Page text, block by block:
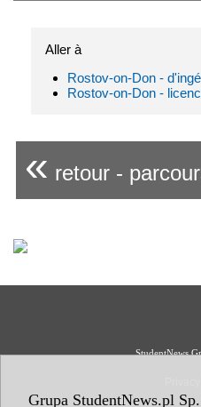
Grupa StudentNews.pl
Aller à
Rostov-on-Don -
Rostov-on-Don -
« retour -
StudentNews